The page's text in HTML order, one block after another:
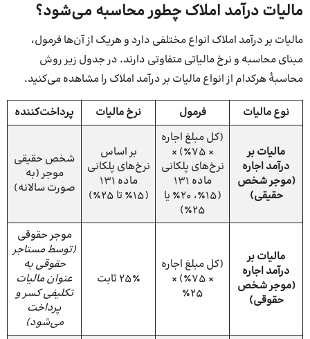
مالیات درآمد املاک چطور محاسبه می‌شود؟
مالیات بر درآمد املاک انواع مختلفی دارد و هریک از آن‌ها فرمول،
مبنای محاسبه و نرخ مالیاتی متفاوتی دارند. در جدول زیر روش
محاسبۀ هرکدام از انواع مالیات بر درآمد املاک را مشاهده می‌کنید.
نوع مالیات فرمول نرخ مالیات پرداخت‌کننده
مالیات بر
درآمد اجاره
(موجر شخص
حقیقی)
(کل مبلغ اجاره
× ۷۵٪) ×
نرخ‌های پلکانی
ماده ۱۳۱
(۱۵٪، ۲۰٪ یا
۲۵٪)
بر اساس
نرخ‌های پلکانی
ماده ۱۳۱
(۱۵٪ تا ۲۵٪)
شخص حقیقی
موجر (به
صورت سالانه)
مالیات بر
درآمد اجاره
(موجر شخص
حقوقی)
(کل مبلغ اجاره
× ۷۵٪) ×
۲۵٪
۲۵٪ ثابت
موجر حقوقی
(توسط مستاجر
حقوقی به
عنوان مالیات
تکلیفی کسر و
پرداخت
می‌شود)